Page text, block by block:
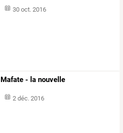
30 oct. 2016
Mafate - la nouvelle
2 déc. 2016